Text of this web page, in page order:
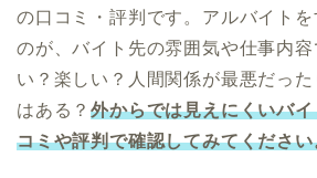
の口コミ・評判です。アルバイト
のが、バイト先の雰囲気や仕事内
い？楽しい？人間関係が最悪だっ
はある？外からでは見えにくいバ
コミや評判で確認してみてください